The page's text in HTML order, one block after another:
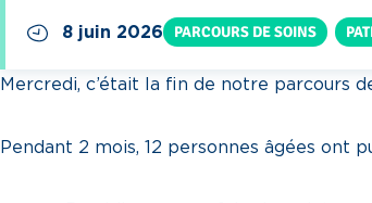
8 juin 2026 PARCOURS DE SOINS
Mercredi, c’était la fin de notre parcours
Pendant 2 mois, 12 personnes âgées ont